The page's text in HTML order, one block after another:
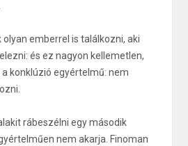
emberrel is találkozni, aki
és ez nagyon kellemetlen,
konklúzió egyértelmű: nem
rábeszélni egy második
nem akarja. Finoman